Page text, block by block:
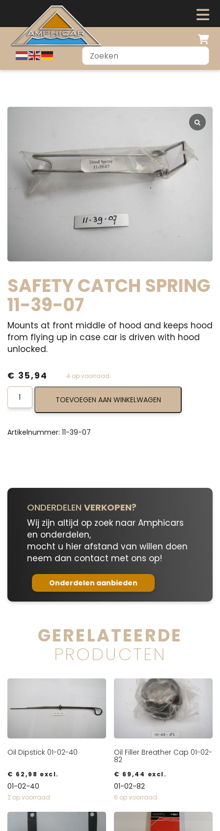
SAFETY CATCH SPRING
11-39-07
Mounts at front middle of hood and keeps hood
from flying up in case car is driven with hood
unlocked.
4 op voorraad
€ 35,94
Safety
Catch
Spring
39-
TOEVOEGEN AAN WINKELWAGEN
Artikelnummer: 11-39-07
ONDERDELEN VERKOPEN?
Wij zijn altijd op zoek naar Amphicars
en onderdelen,
mocht u hier afstand van willen doen
neem dan contact met ons op!
Onderdelen aanbieden
GERELATEERDE
PRODUCTEN
Oil Dipstick 01-02-40
€ 62,98 excl.
01-02-40
2 op voorraad
Oil Filler Breather Cap 01-02-
82
€ 69,44 excl.
01-02-82
6 op voorraad